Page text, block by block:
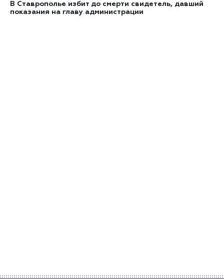
В Ставрополье избит до смерти свидетель, давший
показания на главу администрации